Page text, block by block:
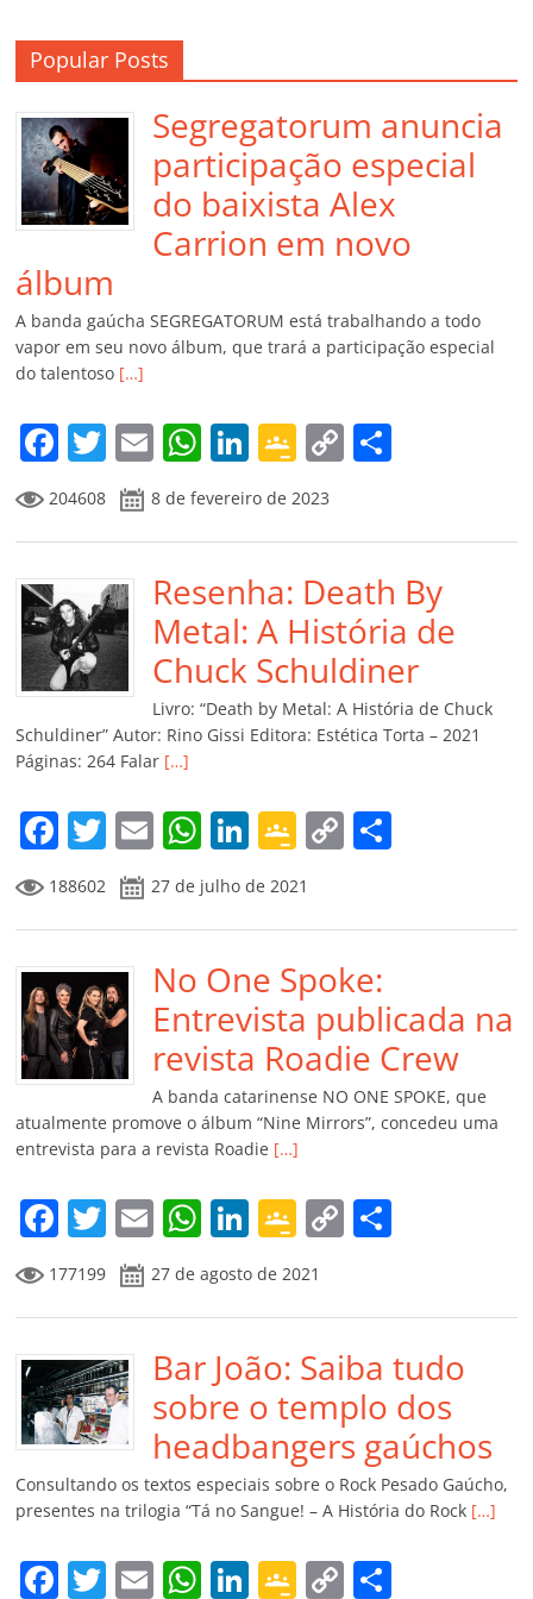
Popular Posts
Segregatorum anuncia
participação especial
do baixista Alex
Carrion em novo
álbum
A banda gaúcha SEGREGATORUM está trabalhando a todo
vapor em seu novo álbum, que trará a participação especial
do talentoso […]
F
a
c
e
b
o
o
k
T
w
itt
er
E
m
ai
l
W
at
s
A
p
p
Li
k
e
dI
n
G
o
o
gl
e
Cl
a
ss
ro
m
C
y
Li
n
k
p
ar
til
h
ar
204608 8 de fevereiro de 2023
Resenha: Death By
Metal: A História de
Chuck Schuldiner
Livro: “Death by Metal: A História de Chuck
Schuldiner” Autor: Rino Gissi Editora: Estética Torta – 2021
Páginas: 264 Falar […]
F
a
c
e
b
o
o
k
T
w
itt
er
E
m
ai
l
W
h
at
s
A
p
p
Li
n
k
e
dI
n
G
o
o
gl
e
Cl
a
ss
ro
o
m
C
y
Li
n
k
p
til
h
ar
188602 27 de julho de 2021
No One Spoke:
Entrevista publicada na
revista Roadie Crew
A banda catarinense NO ONE SPOKE, que
atualmente promove o álbum “Nine Mirrors”, concedeu uma
entrevista para a revista Roadie […]
F
a
c
e
b
o
o
k
T
w
itt
er
E
m
ai
l
W
at
s
A
p
p
Li
n
k
e
dI
n
G
o
o
gl
e
Cl
a
ss
ro
o
C
y
Li
n
k
p
ar
til
h
ar
177199 27 de agosto de 2021
Bar João: Saiba tudo
sobre o templo dos
headbangers gaúchos
Consultando os textos especiais sobre o Rock Pesado Gaúcho,
presentes na trilogia “Tá no Sangue! – A História do Rock […]
F T E W Li G C